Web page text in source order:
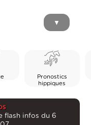
▼
Pronostics
hippiques
flash infos du 6